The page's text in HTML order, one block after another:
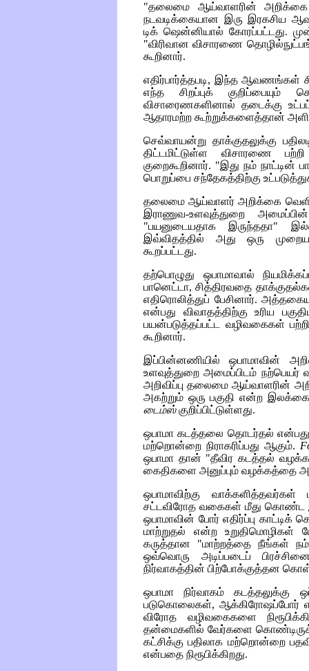
"தலைமை ஆய்வாளரின் அறிக்கை
நடவடிக்கையான இரு இரகசிய
டிக் ஷென்னியால்
"விரிவான விசாரணை
கூறினார்.
எதிர்பார்த்தபடி, இந்த ஆவணங்கள்
எந்த சிறப்புக்
விசாரைணகளினால் தடைக்கு
ஆதாரமற்ற கூற்றுக்களைத்தான்
செவ்வாயன்று தாக்குதலுக்கு
திட்டமிட்டுள்ள விசாரணை
குறைகூறினார். "இது நம் நாட்டின்
பொறுப்பை சந்தேகத்திற்கு
தலைமை ஆய்வாளர் அறிக்கை
இராணுவ-உளவுத்துறை
"பயனுடையதாக இருந்ததா"
இவ்விதத்தில் அது ஒரு
கூறப்பட்டது.
தற்பொழுது ஒபாமாவால்
பானெட்டா, சித்திரவதை
எதிரொலித்துப் பேசினார்.
என்பது விவாதத்திற்கு உரிய
பயன்படுத்தப்பட்ட வழிவகைகள்
கூறினார்.
இப்பின்னணியில் ஒபாமாவின்
உளவுத்துறை அமைப்பிடம் நற்பெயர்
அறிவிப்பு தலைமை ஆய்வாளரின்
அகற்றும் ஒரு பகுதி என்ற
டைம்ஸ்குறிப்பிட்டுள்ளது.
ஒபாமா கடத்தலை தொடர்தல் என்பது
மற்றொன்றை நிராகரிப்பது ஆகும்.
ஒபாமா தான் "தீவிர கடத்தல்
கைதிகளை அனுப்பும் வழக்கத்தை
ஒபாமாவிற்கு
சட்டவிரோத வகைகள் மீது
ஒபாமாவின் போர் எதிர்ப்பு
மாற்றுதல் என்ற உறுதிமொழிகள்
கருத்தான "மாற்றத்தை நீங்கள்
ஒவ்வொரு அடிப்படைப்
நிர்வாகத்தின் பிற்போக்குத்தன
ஒபாமா நிர்வாகம் கடத்தலுக்கு
படுகொலைகள், ஆக்கிரோஷப்போர்
விரோத வழிவகைகளை
தன்மைகளில் வேர்களை
கட்சிக்கு பதிலாக மற்றொன்றை
என்பதை நிரூபிக்கிறது.